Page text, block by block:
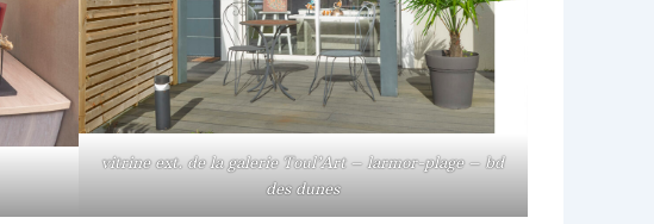
vitrine ext. de la galerie Toul’Art – larmor-plage – bd
des dunes